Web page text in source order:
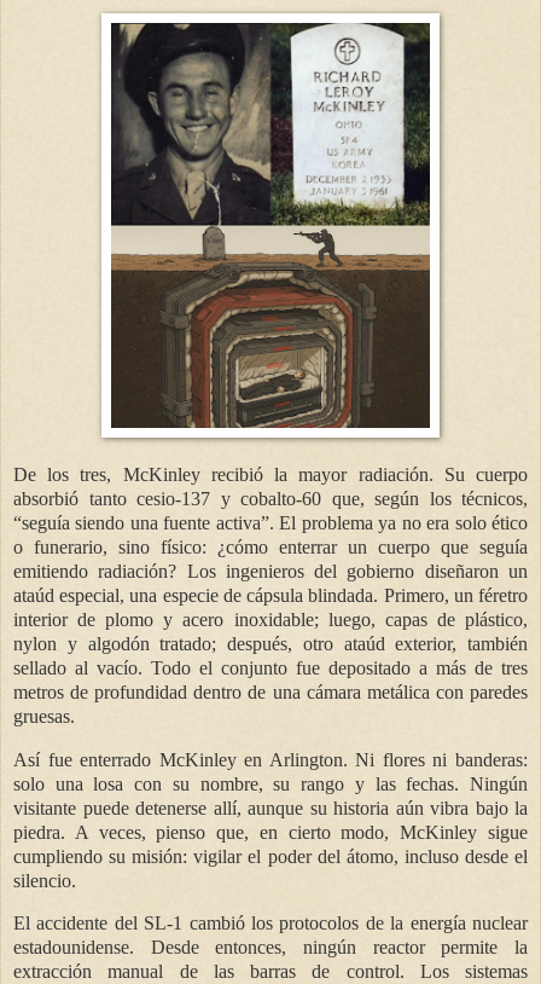
De los tres, McKinley recibió la mayor radiación. Su cuerpo
absorbió tanto cesio-137 y cobalto-60 que, según los técnicos,
“seguía siendo una fuente activa”. El problema ya no era solo ético
o funerario, sino físico: ¿cómo enterrar un cuerpo que seguía
emitiendo radiación? Los ingenieros del gobierno diseñaron un
ataúd especial, una especie de cápsula blindada. Primero, un féretro
interior de plomo y acero inoxidable; luego, capas de plástico,
nylon y algodón tratado; después, otro ataúd exterior, también
sellado al vacío. Todo el conjunto fue depositado a más de tres
metros de profundidad dentro de una cámara metálica con paredes
gruesas.
Así fue enterrado McKinley en Arlington. Ni flores ni banderas:
solo una losa con su nombre, su rango y las fechas. Ningún
visitante puede detenerse allí, aunque su historia aún vibra bajo la
piedra. A veces, pienso que, en cierto modo, McKinley sigue
cumpliendo su misión: vigilar el poder del átomo, incluso desde el
silencio.
El accidente del SL-1 cambió los protocolos de la energía nuclear
estadounidense. Desde entonces, ningún reactor permite la
extracción manual de las barras de control. Los sistemas